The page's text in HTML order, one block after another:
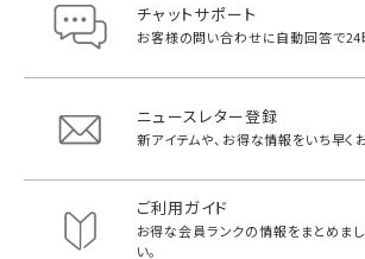
チャットサポート
お客様の問い合わせに自動回答で24
ニュースレター登録
新アイテムや、お得な情報をいち早く
ご利用ガイド
お得な会員ランクの情報をまとめまし
い。